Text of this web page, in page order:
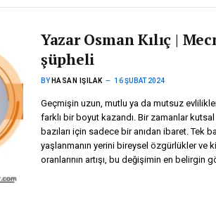
Yazar Osman Kılıç |
şüpheli
BY HASAN IŞILAK 16 ŞUBAT 2024
Geçmişin uzun, mutlu ya da mutsuz
farklı bir boyut kazandı. Bir zamanlar
bazıları için sadece bir anıdan ibaret. Tek
yaşlanmanın yerini bireysel özgürlükler ve
oranlarının artışı, bu değişimin en